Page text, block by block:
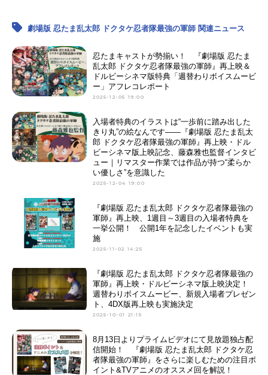
劇場版 忍たま乱太郎 ドクタケ忍者隊最強の軍師 関連ニュース
忍たまキャストが勢揃い！ 『劇場版 忍たま
乱太郎 ドクタケ忍者隊最強の軍師』再上映＆
ドルビーシネマ版特典「週替わりボイスムービ
ー」アフレコレポート
2025-12-05 19:00
入場者特典のイラストは“一歩前に踏み出した
きり丸”の絵なんです――『劇場版 忍たま乱太
郎 ドクタケ忍者隊最強の軍師』再上映・ドル
ビーシネマ版上映記念、藤森雅也監督インタビ
ュー｜リマスター作業では作品が持つ“柔らか
い優しさ”を意識した
2025-12-04 19:00
『劇場版 忍たま乱太郎 ドクタケ忍者隊最強の
軍師』再上映、1週目～3週目の入場者特典を
一挙公開！ 公開1年を記念したイベントも実
施
2025-11-02 14:25
『劇場版 忍たま乱太郎 ドクタケ忍者隊最強の
軍師』再上映・ドルビーシネマ版上映決定！
週替わりボイスムービー、新規入場者プレゼン
ト、4DX版再上映も実施決定
2025-10-01 21:15
8月13日よりプライムビデオにて見放題独占配
信開始！ 『劇場版 忍たま乱太郎 ドクタケ忍
者隊最強の軍師』をさらに楽しむための注目ポ
イント&TVアニメのオススメ回を解説！